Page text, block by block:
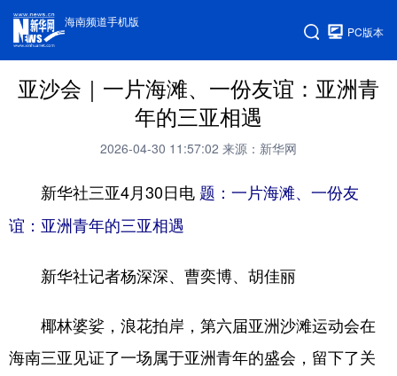
海南频道手机版
PC版本
亚沙会｜一片海滩、一份友谊：亚洲青
年的三亚相遇
2026-04-30 11:57:02 来源：新华网
新华社三亚4月30日电 题：一片海滩、一份友
谊：亚洲青年的三亚相遇
新华社记者杨深深、曹奕博、胡佳丽
椰林婆娑，浪花拍岸，第六届亚洲沙滩运动会在
海南三亚见证了一场属于亚洲青年的盛会，留下了关